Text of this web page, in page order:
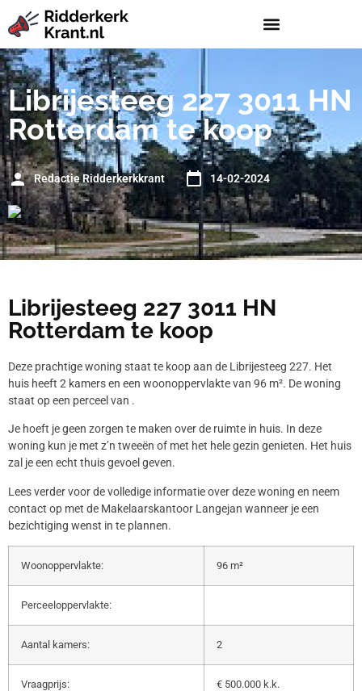
Librijesteeg 227 3011 HN
Rotterdam te koop
Redactie Ridderkerkkrant 14-02-2024
Librijesteeg 227 3011 HN
Rotterdam te koop
Deze prachtige woning staat te koop aan de Librijesteeg 227. Het
huis heeft 2 kamers en een woonoppervlakte van 96 m². De woning
staat op een perceel van .
Je hoeft je geen zorgen te maken over de ruimte in huis. In deze
woning kun je met z’n tweeën of met het hele gezin genieten. Het huis
zal je een echt thuis gevoel geven.
Lees verder voor de volledige informatie over deze woning en neem
contact op met de Makelaarskantoor Langejan wanneer je een
bezichtiging wenst in te plannen.
Woonoppervlakte: 96 m²
Perceeloppervlakte:
Aantal kamers: 2
Vraagprijs: € 500.000 k.k.